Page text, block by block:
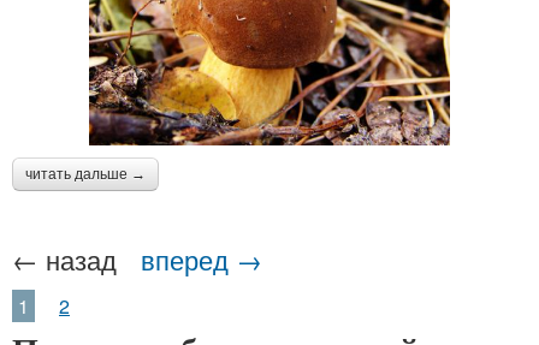
читать дальше →
← назад вперед →
1 2